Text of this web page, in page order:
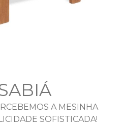
A MESINHA
SOFISTICADA!